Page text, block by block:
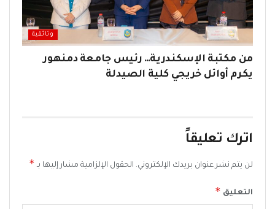
وثائقية
من مكتبة الإسكندرية… رئيس جامعة دمنهور
يكرم أوائل خريجي كلية الصيدلة
اترك تعليقاً
لن يتم نشر عنوان بريدك الإلكتروني. الحقول الإلزامية مشار إليها بـ *
التعليق *